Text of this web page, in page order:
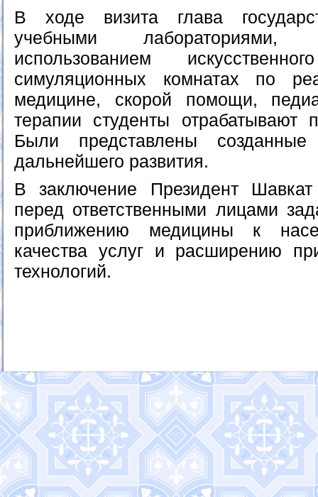
В ходе визита глава
учебными
использованием
симуляционных комнатах по
медицине, скорой помощи,
терапии студенты отрабатывают
Были представлены
дальнейшего развития.
В заключение Президент
перед ответственными лицами
приближению медицины к
качества услуг и расширению
технологий.